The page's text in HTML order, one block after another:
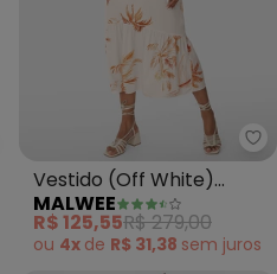
- Vestido Mídi Evasê
Vestido (Off White)
Evasê Tropical
MALWEE
R$ 125,55R$ 279,00
ou 4x de R$ 31,38 sem juros